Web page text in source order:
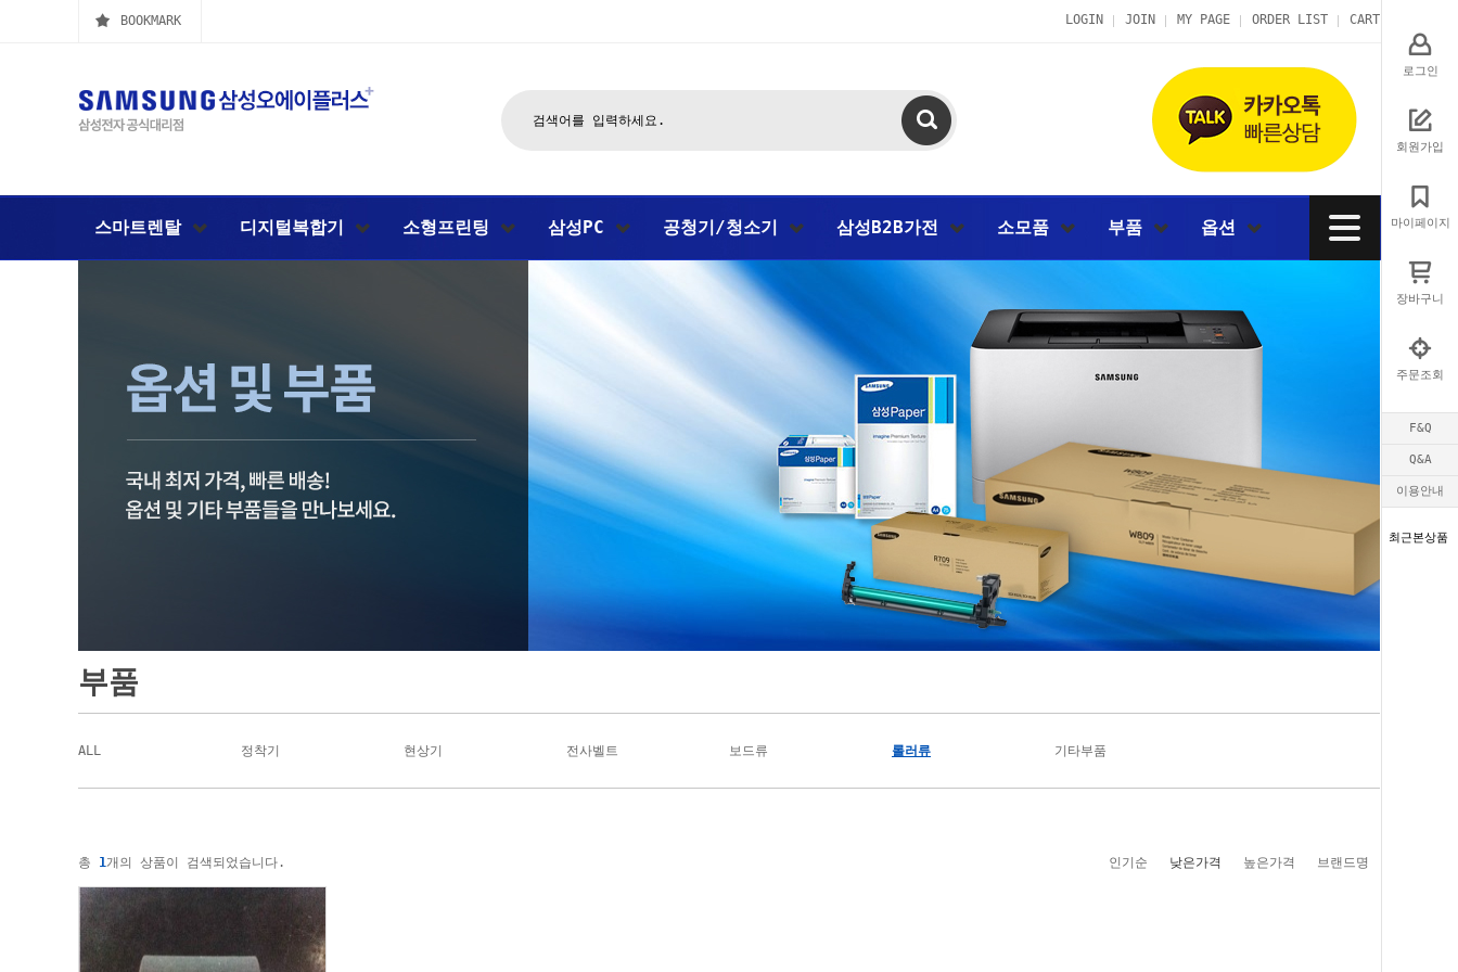
로그인
회원가입
마이페이지
장바구니
주문조회
F&Q
Q&A
이용안내
최근본상품
BOOKMARK LOGIN JOIN MY PAGE ORDER LIST CART
스마트렌탈 디지털복합기 소형프린팅 삼성PC 공청기/청소기 삼성B2B가전 소모품 부품 옵션
부품
ALL 정착기 현상기 전사벨트 보드류 롤러류 기타부품
총 1개의 상품이 검색되었습니다. 인기순 낮은가격 높은가격 브랜드명